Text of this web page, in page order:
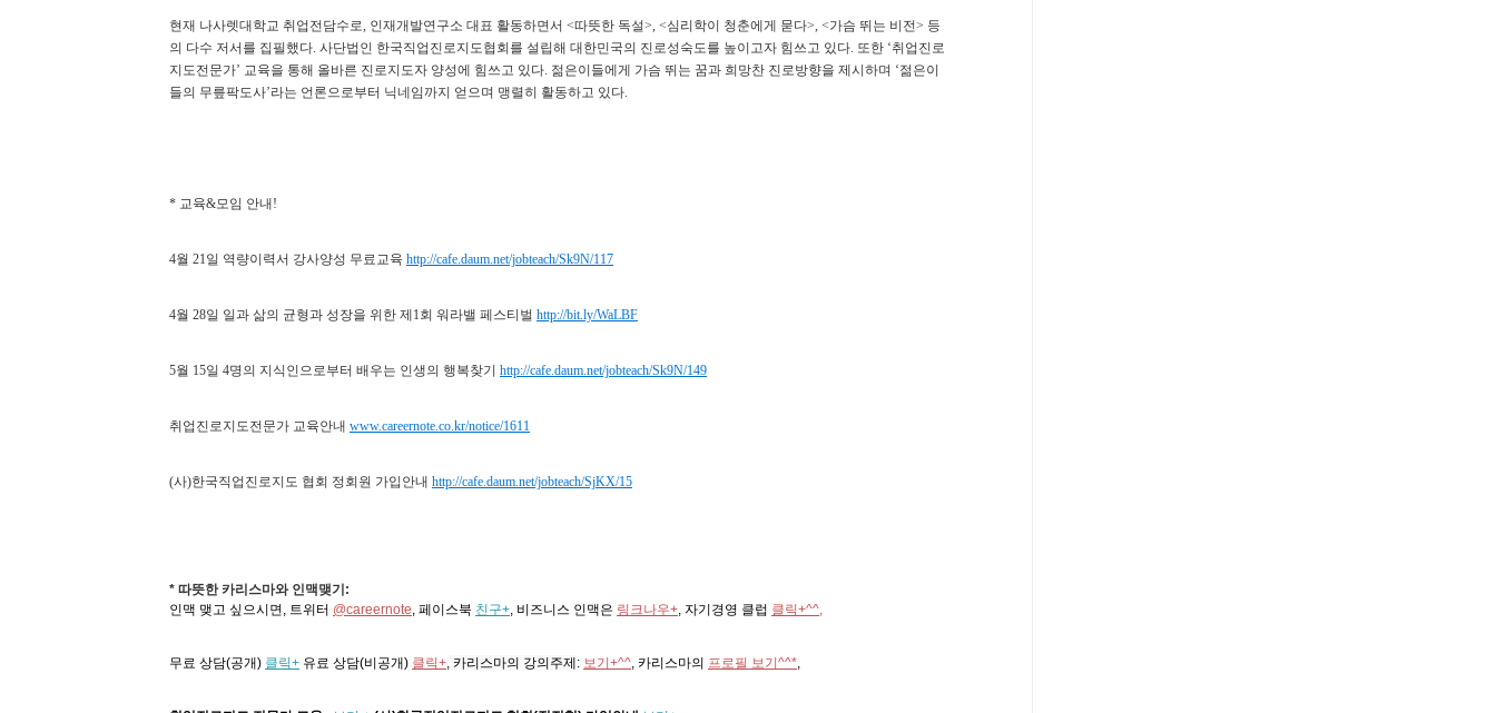
현재 나사렛대학교 취업전담수로, 인재개발연구소 대표 활동하면서 <따뜻한 독설>, <심리학이 청춘에게 묻다>, <가슴 뛰는 비전> 등
의 다수 저서를 집필했다. 사단법인 한국직업진로지도협회를 설립해 대한민국의 진로성숙도를 높이고자 힘쓰고 있다. 또한 ‘취업진로
지도전문가’ 교육을 통해 올바른 진로지도자 양성에 힘쓰고 있다. 젊은이들에게 가슴 뛰는 꿈과 희망찬 진로방향을 제시하며 ‘젊은이
들의 무릎팍도사’라는 언론으로부터 닉네임까지 얻으며 맹렬히 활동하고 있다.
* 교육&모임 안내!
4월 21일 역량이력서 강사양성 무료교육 http://cafe.daum.net/jobteach/Sk9N/117
4월 28일 일과 삶의 균형과 성장을 위한 제1회 워라밸 페스티벌 http://bit.ly/WaLBF
5월 15일 4명의 지식인으로부터 배우는 인생의 행복찾기 http://cafe.daum.net/jobteach/Sk9N/149
취업진로지도전문가 교육안내 www.careernote.co.kr/notice/1611
(사)한국직업진로지도 협회 정회원 가입안내 http://cafe.daum.net/jobteach/SjKX/15
* 따뜻한 카리스마와 인맥맺기:
인맥 맺고 싶으시면, 트위터 @careernote, 페이스북 친구+, 비즈니스 인맥은 링크나우+, 자기경영 클럽 클릭+^^,
무료 상담(공개) 클릭+ 유료 상담(비공개) 클릭+, 카리스마의 강의주제 : 보기+^^, 카리스마의 프로필 보기^^*,